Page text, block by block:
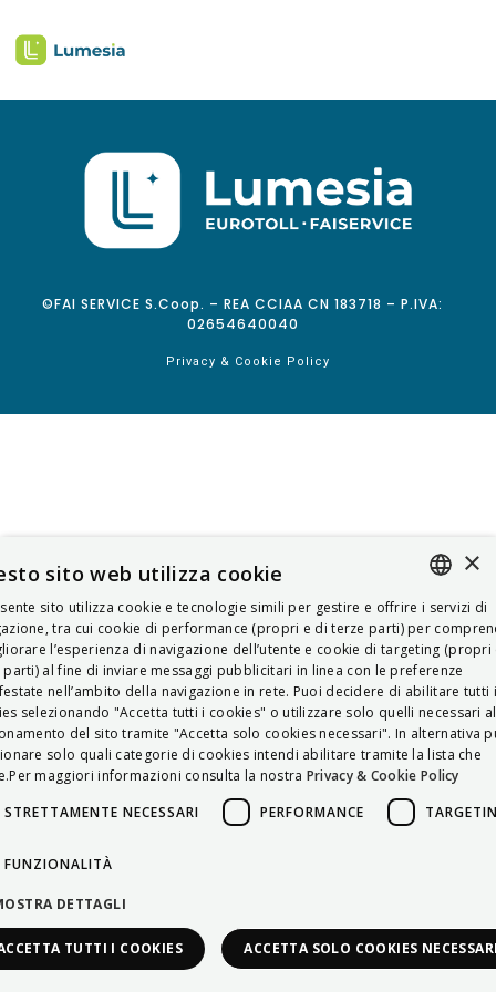
©FAI SERVICE S.Coop. – REA CCIAA CN 183718 – P.IVA:
02654640040
Privacy & Cookie Policy
ITALIAN
ENGLISH
FRENCH
HUNGARIAN
DEUTSCH
POLSKI
×
sito web utilizza cookie
sito utilizza cookie e tecnologie simili per gestire e offrire i servizi di
tra cui cookie di performance (propri e di terze parti) per
l’esperienza di navigazione dell’utente e cookie di targeting (propri
parti) al fine di inviare messaggi pubblicitari in linea con le preferenze
nell’ambito della navigazione in rete. Puoi decidere di abilitare tutti i
selezionando "Accetta tutti i cookies" o utilizzare solo quelli necessari al
del sito tramite "Accetta solo cookies necessari". In alternativa
solo quali categorie di cookies intendi abilitare tramite la lista che
maggiori informazioni consulta la nostra Privacy & Cookie Policy
STRETTAMENTE NECESSARI
PERFORMANCE
FUNZIONALITÀ
DETTAGLI
TUTTI I COOKIES ACCETTA SOLO COOKIES